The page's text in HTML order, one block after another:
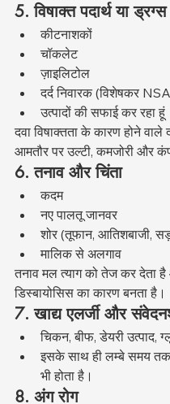
5. विषाक्त पदार्थ या ड्रग्स
कीटनाशकों
चॉकलेट
ज़ाइलिटोल
दर्द निवारक (विशेषकर
उत्पादों की सफाई कर रहा हूं
दवा विषाक्तता के कारण होने
आमतौर पर उल्टी, कमजोरी और
6. तनाव और चिंता
कदम
नए पालतू जानवर
शोर (तूफान, आतिशबाजी,
मालिक से अलगाव
तनाव मल त्याग को तेज कर देता
डिस्बायोसिस का कारण बनता है।
7. खाद्य एलर्जी और
चिकन, बीफ, डेयरी उत्पाद,
इसके साथ ही लम्बे समय तक
भी होता है।
8. अंग रोग